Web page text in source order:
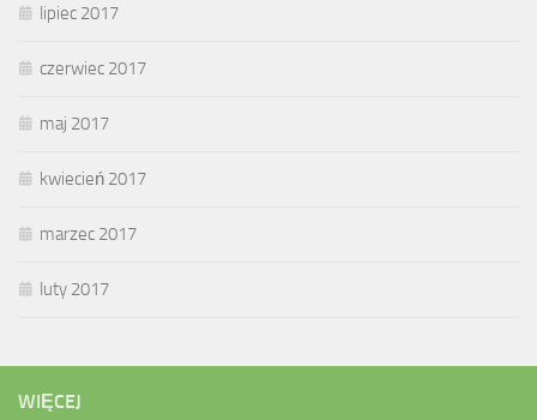
lipiec 2017
czerwiec 2017
maj 2017
kwiecień 2017
marzec 2017
luty 2017
WIĘCEJ